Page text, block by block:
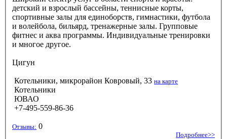
детский и взрослый бассейны, теннисные корты,
спортивные залы для единоборств, гимнастики, футбола
и волейбола, бильярд, тренажерные залы. Групповые
фитнес и аква программы. Индивидуальные тренировки
и многое другое.
Цигун
Котельники, микрорайон Ковровый, 33 на карте
Котельники
ЮВАО
+7-495-559-86-36
Отзывы: 0
Подробнее>>